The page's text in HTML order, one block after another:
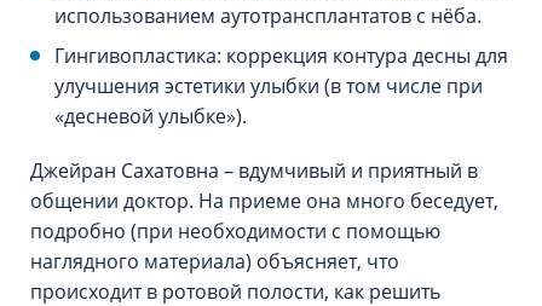
использованием аутотрансплантатов с нёба.
Гингивопластика: коррекция контура десны для
улучшения эстетики улыбки (в том числе при
«десневой улыбке»).
Джейран Сахатовна – вдумчивый и приятный в
общении доктор. На приеме она много беседует,
подробно (при необходимости с помощью
наглядного материала) объясняет, что
происходит в ротовой полости, как решить